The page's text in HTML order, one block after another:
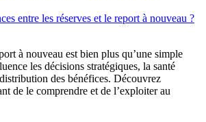
entre les réserves et le report à nouveau ?
à nouveau est bien plus qu’une simple
les décisions stratégiques, la santé
des bénéfices. Découvrez
de le comprendre et de l’exploiter au